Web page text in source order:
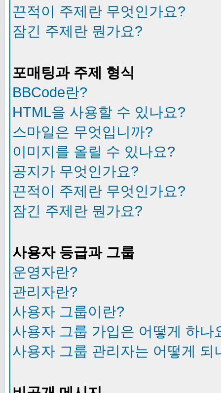
끈적이 주제란 무엇인가요?
잠긴 주제란 뭔가요?
포매팅과 주제 형식
BBCode란?
HTML을 사용할 수 있나요?
스마일은 무엇입니까?
이미지를 올릴 수 있나요?
공지가 무엇인가요?
끈적이 주제란 무엇인가요?
잠긴 주제란 뭔가요?
사용자 등급과 그룹
운영자란?
관리자란?
사용자 그룹이란?
사용자 그룹 가입은 어떻게 하나
사용자 그룹 관리자는 어떻게 되